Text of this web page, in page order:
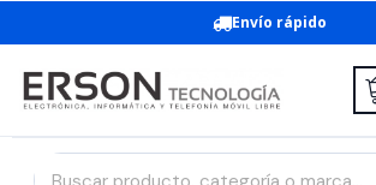
Envío rápido